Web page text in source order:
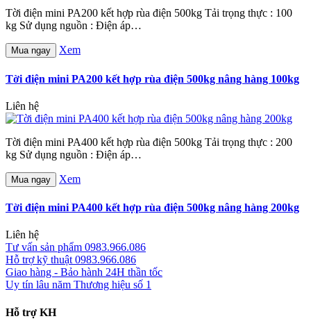
Tời điện mini PA200 kết hợp rùa điện 500kg Tải trọng thực : 100
kg Sử dụng nguồn : Điện áp…
Mua ngay Xem
Tời điện mini PA200 kết hợp rùa điện 500kg nâng hàng 100kg
Liên hệ
Tời điện mini PA400 kết hợp rùa điện 500kg Tải trọng thực : 200
kg Sử dụng nguồn : Điện áp…
Mua ngay Xem
Tời điện mini PA400 kết hợp rùa điện 500kg nâng hàng 200kg
Liên hệ
Tư vấn sản phẩm 0983.966.086
Hỗ trợ kỹ thuật 0983.966.086
Giao hàng - Bảo hành 24H thần tốc
Uy tín lâu năm Thương hiệu số 1
Hỗ trợ KH